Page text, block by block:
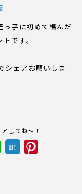
子に初めて編んだ
です。
シェアお願いしま
してね～！
B!